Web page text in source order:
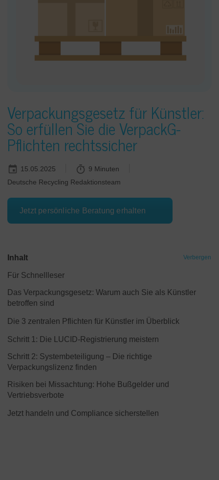
Verpackungsgesetz für Künstler:
So erfüllen Sie die VerpackG-
Pflichten rechtssicher
15.05.2025
9 Minuten
Deutsche Recycling Redaktionsteam
Jetzt persönliche Beratung erhalten
Inhalt Verbergen
Für Schnellleser
Das Verpackungsgesetz: Warum auch Sie als Künstler
betroffen sind
Die 3 zentralen Pflichten für Künstler im Überblick
Schritt 1: Die LUCID-Registrierung meistern
Schritt 2: Systembeteiligung – Die richtige
Verpackungslizenz finden
Risiken bei Missachtung: Hohe Bußgelder und
Vertriebsverbote
Jetzt handeln und Compliance sicherstellen